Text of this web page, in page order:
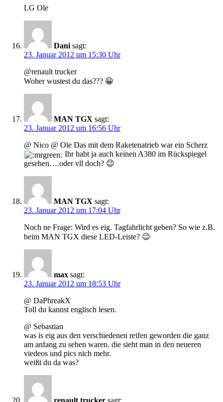
LG Ole
Dani sagt:
23. Januar 2012 um 15:30 Uhr
@renault trucker
Woher wustest du das??? 😀
MAN TGX sagt:
23. Januar 2012 um 16:56 Uhr
@ Nico @ Ole Das mit dem Raketenatrieb war ein Scherz
Ihr habt ja auch keinen A380 im Rückspiegel
gesehen….oder vll doch? 😉
MAN TGX sagt:
23. Januar 2012 um 17:04 Uhr
Noch ne Frage: Wird es eig. Tagfahrlicht geben? So wie z.B.
beim MAN TGX diese LED-Leiste? 😉
max sagt:
23. Januar 2012 um 18:53 Uhr
@ DaPhreakX
Toll du kannst englisch lesen.
@ Sebastian
was is eig aus den verschiedenen reifen geworden die ganz
am anfang zu sehen waren. die sieht man in den neueren
viedeos und pics nich mehr.
weißt du da was?
renault trucker sagt: